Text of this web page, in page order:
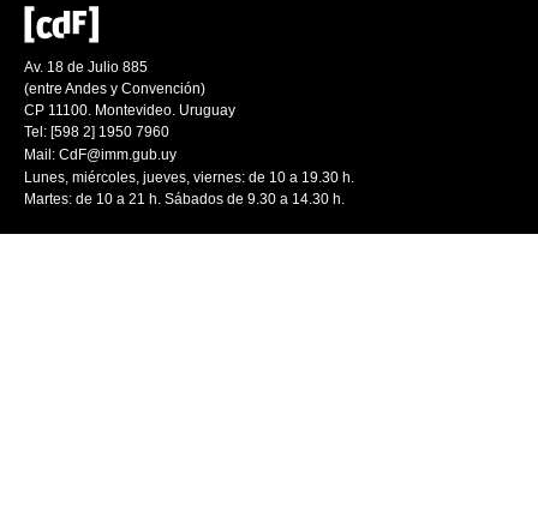
Av. 18 de Julio 885
(entre Andes y Convención)
CP 11100. Montevideo. Uruguay
Tel: [598 2] 1950 7960
Mail: CdF@imm.gub.uy
Lunes, miércoles, jueves, viernes: de 10 a 19.30 h.
Martes: de 10 a 21 h. Sábados de 9.30 a 14.30 h.